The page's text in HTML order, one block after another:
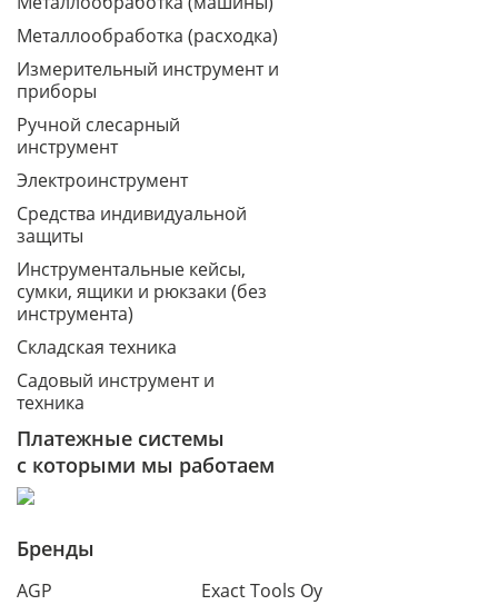
Металлообработка (расходка)
Измерительный инструмент и
приборы
Ручной слесарный
инструмент
Электроинструмент
Средства индивидуальной
защиты
Инструментальные кейсы,
сумки, ящики и рюкзаки (без
инструмента)
Складская техника
Садовый инструмент и
техника
Платежные системы
с которыми мы работаем
Бренды
AGP
Exact Tools Oy